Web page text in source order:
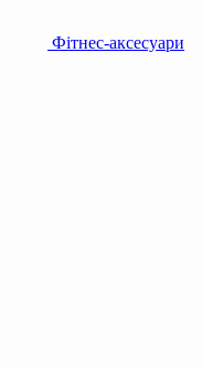
Фітнес-аксесуари